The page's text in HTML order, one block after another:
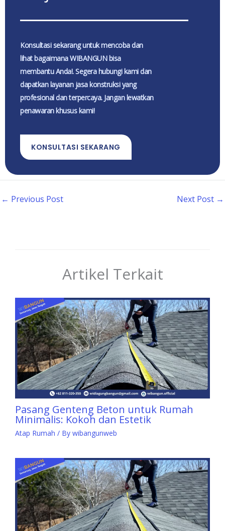
Konsultasi sekarang untuk mencoba dan
lihat bagaimana WIBANGUN bisa
membantu Anda!. Segera hubungi kami dan
dapatkan layanan jasa konstruksi yang
profesional dan terpercaya. Jangan lewatkan
penawaran khusus kami!
KONSULTASI SEKARANG
← Previous Post Next Post →
Artikel Terkait
Pasang Genteng Beton untuk Rumah
Minimalis: Kokoh dan Estetik
Atap Rumah / By wibangunweb